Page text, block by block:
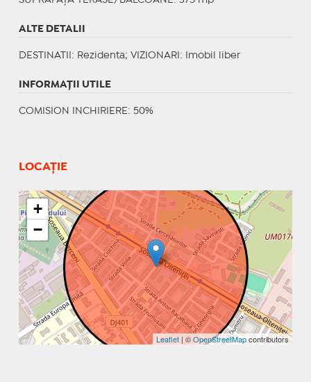
ALTE DETALII
DESTINATII : Rezidenta; VIZIONARI : Imobil liber
INFORMAŢII UTILE
COMISION INCHIRIERE: 50%
LOCAȚIE
+
−
Leaflet | ©OpenStreetMapcontributors